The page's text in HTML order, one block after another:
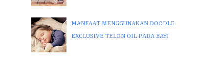
MANFAAT MENGGUNAKAN DOODLE
EXCLUSIVE TELON OIL PADA BAYI